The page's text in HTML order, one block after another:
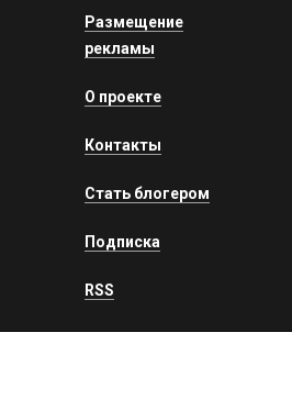
Размещение
рекламы
О проекте
Контакты
Стать блогером
Подписка
RSS